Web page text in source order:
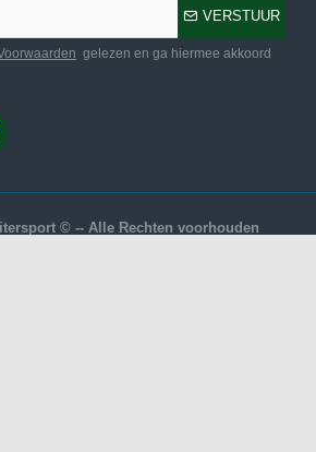
VERSTUUR
gelezen en ga hiermee akkoord
© -- Alle Rechten voorhouden